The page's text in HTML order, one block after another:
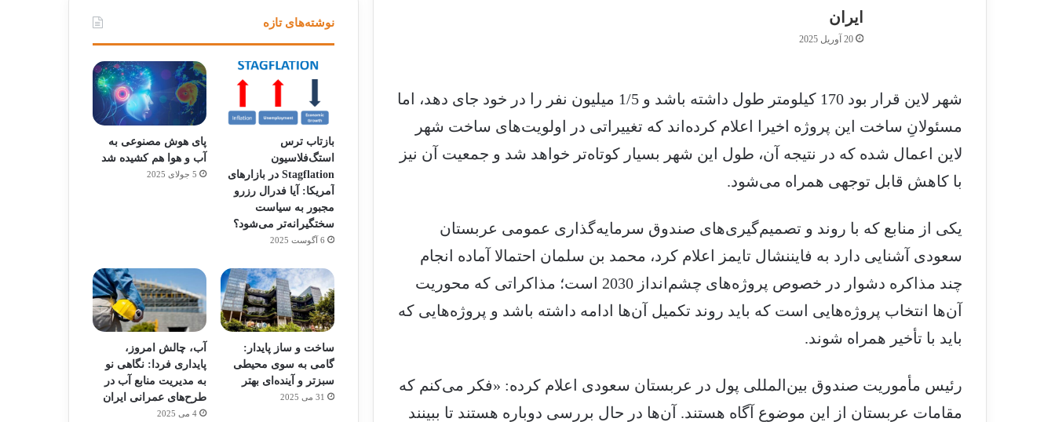
ایران
20 آوریل 2025
شهر لاین قرار بود 170 کیلومتر طول داشته باشد و 1/5 میلیون نفر را در خود جای دهد، اما
مسئولانِ ساخت این پروژه اخیرا اعلام کرده‌اند که تغییراتی در اولویت‌های ساخت شهر
لاین اعمال‌ شده که در نتیجه آن، طول این شهر بسیار کوتاه‌تر خواهد شد و جمعیت ‌آن نیز
با کاهش قابل توجهی همراه می‌شود.
یکی از منابع که با روند و تصمیم‌گیری‌های صندوق سرمایه‌گذاری عمومی عربستان
سعودی آشنایی دارد به فایننشال تایمز اعلام کرد، محمد بن سلمان احتمالا آماده انجام
چند مذاکره دشوار در خصوص پروژ‌ه‌های چشم‌انداز 2030 است؛ مذاکراتی که محوریت
آن‌ها انتخاب پروژه‌هایی است که باید روند تکمیل آن‌ها ادامه داشته باشد و پروژه‌هایی که
باید با تأخیر همراه شوند.
رئیس مأموریت صندوق بین‌المللی پول در عربستان سعودی اعلام کرده: «فکر می‌کنم که
مقامات عربستان از این موضوع آگاه هستند. آن‌ها در حال بررسی دوباره هستند تا ببینند
نوشته‌های تازه
بازتاب ترس
استگ‌فلاسیون
Stagflation در بازارهای
آمریکا: آیا فدرال رزرو
مجبور به سیاست
سختگیرانه‌تر می‌شود؟
6 آگوست 2025
پای هوش مصنوعی به
آب و هوا هم کشیده شد
5 جولای 2025
ساخت و ساز پایدار:
گامی به سوی محیطی
سبزتر و آینده‌ای بهتر
31 می 2025
آب، چالش امروز،
پایداری فردا: نگاهی نو
به مدیریت منابع آب در
طرح‌های عمرانی ایران
4 می 2025